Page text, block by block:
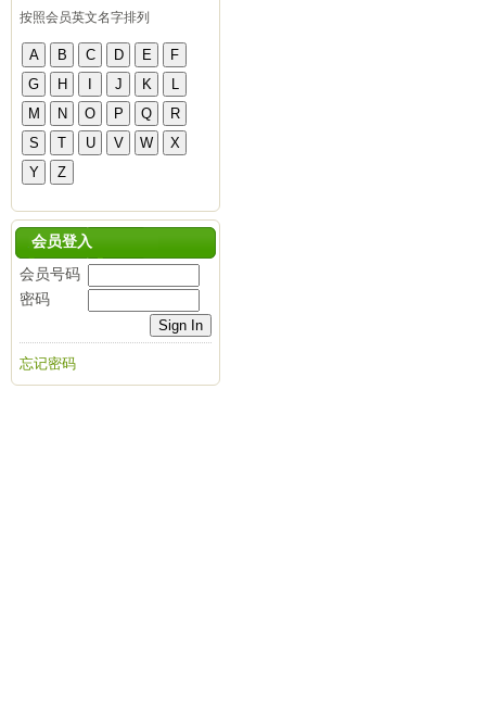
按照会员英文名字排列
会员登入
会员号码
密码
忘记密码